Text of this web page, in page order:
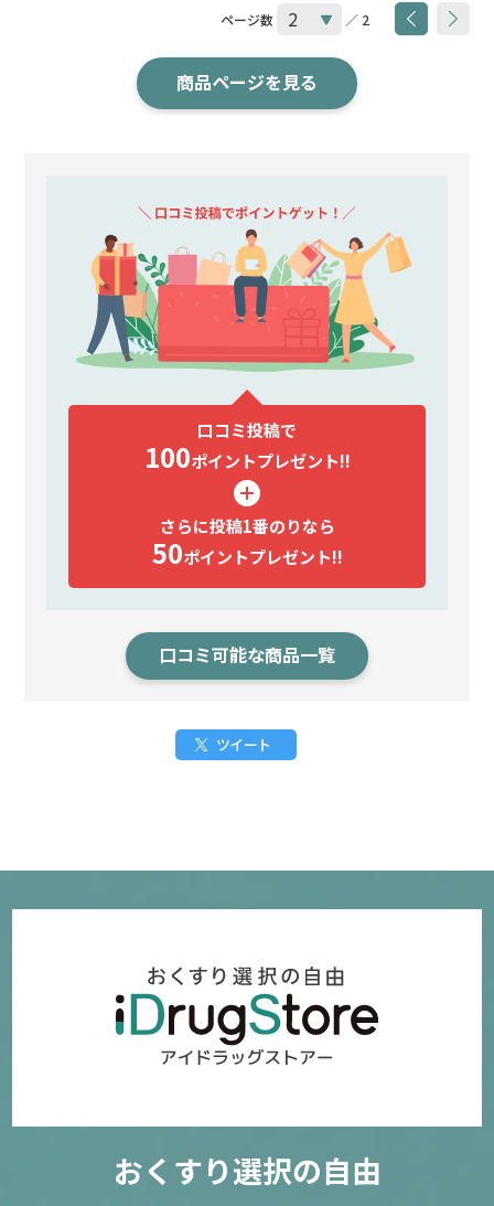
ページ数 ／ 2
商品ページを見る
口コミ投稿で
100ポイントプレゼント!!
さらに投稿1番のりなら
50ポイントプレゼント!!
口コミ可能な商品一覧
ツイート
おくすり選択の自由